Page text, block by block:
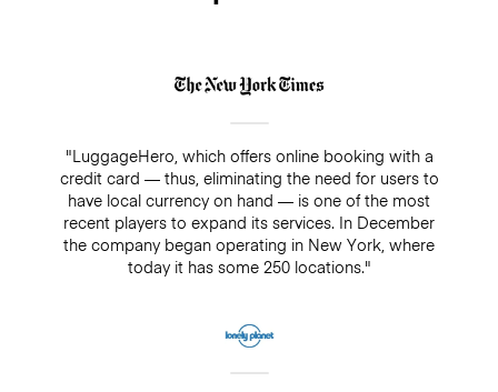
"LuggageHero, which offers online booking with a
credit card — thus, eliminating the need for users to
have local currency on hand — is one of the most
recent players to expand its services. In December
the company began operating in New York, where
today it has some 250 locations."